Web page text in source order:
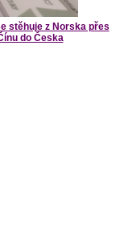
stěhuje z Norska přes
do Česka